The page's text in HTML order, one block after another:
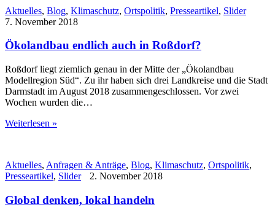
Aktuelles, Blog, Klimaschutz, Ortspolitik, Presseartikel, Slider
7. November 2018
Ökolandbau endlich auch in Roßdorf?
Roßdorf liegt ziemlich genau in der Mitte der „Ökolandbau
Modellregion Süd“. Zu ihr haben sich drei Landkreise und die Stadt
Darmstadt im August 2018 zusammengeschlossen. Vor zwei
Wochen wurden die…
Weiterlesen »
Aktuelles, Anfragen & Anträge, Blog, Klimaschutz, Ortspolitik,
Presseartikel, Slider 2. November 2018
Global denken, lokal handeln